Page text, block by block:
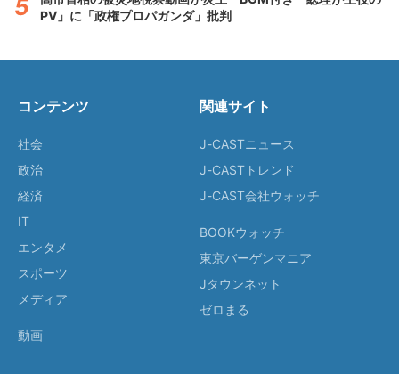
PV」に「政権プロパガンダ」批判
コンテンツ
社会
政治
経済
IT
エンタメ
スポーツ
メディア
動画
関連サイト
J-CASTニュース
J-CASTトレンド
J-CAST会社ウォッチ
BOOKウォッチ
東京バーゲンマニア
Jタウンネット
ゼロまる